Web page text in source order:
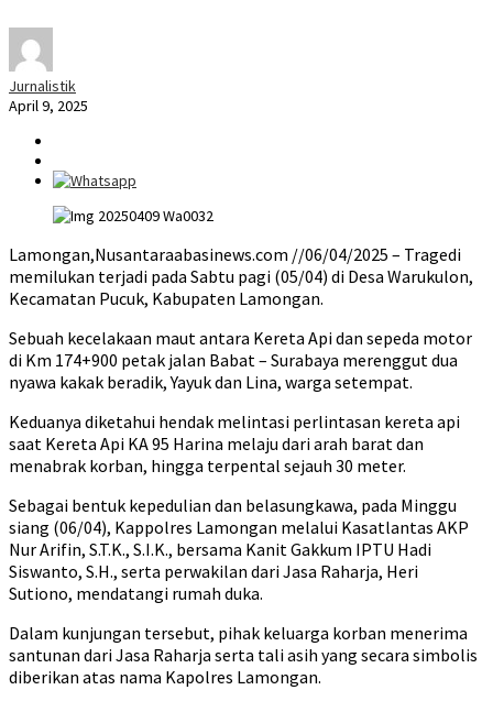
Jurnalistik
April 9, 2025
Lamongan,Nusantaraabasinews.com //06/04/2025 – Tragedi
memilukan terjadi pada Sabtu pagi (05/04) di Desa Warukulon,
Kecamatan Pucuk, Kabupaten Lamongan.
Sebuah kecelakaan maut antara Kereta Api dan sepeda motor
di Km 174+900 petak jalan Babat – Surabaya merenggut dua
nyawa kakak beradik, Yayuk dan Lina, warga setempat.
Keduanya diketahui hendak melintasi perlintasan kereta api
saat Kereta Api KA 95 Harina melaju dari arah barat dan
menabrak korban, hingga terpental sejauh 30 meter.
Sebagai bentuk kepedulian dan belasungkawa, pada Minggu
siang (06/04), Kappolres Lamongan melalui Kasatlantas AKP
Nur Arifin, S.T.K., S.I.K., bersama Kanit Gakkum IPTU Hadi
Siswanto, S.H., serta perwakilan dari Jasa Raharja, Heri
Sutiono, mendatangi rumah duka.
Dalam kunjungan tersebut, pihak keluarga korban menerima
santunan dari Jasa Raharja serta tali asih yang secara simbolis
diberikan atas nama Kapolres Lamongan.